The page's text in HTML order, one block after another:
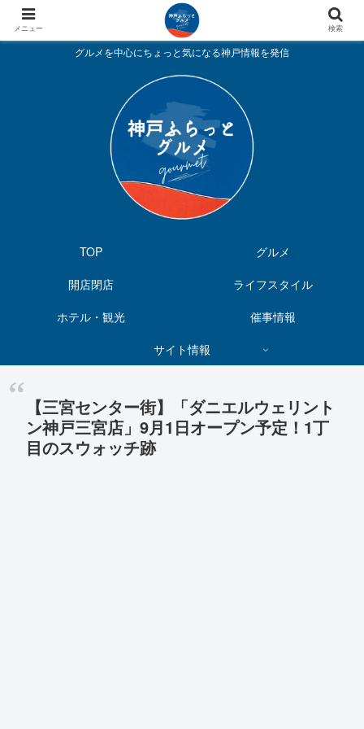
グルメを中心にちょっと気になる神戸情報を発信
TOP
グルメ
開店閉店
ライフスタイル
ホテル・観光
催事情報
サイト情報
【三宮センター街】「ダニエルウェリント
ン神戸三宮店」9月1日オープン予定！1丁
目のスウォッチ跡
メニュー 検索